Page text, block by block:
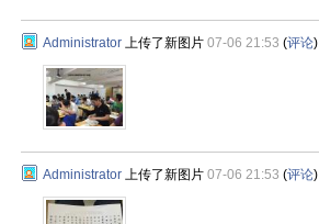
Administrator 上传了新图片 07-06 21:53 (评论)
Administrator 上传了新图片 07-06 21:53 (评论)